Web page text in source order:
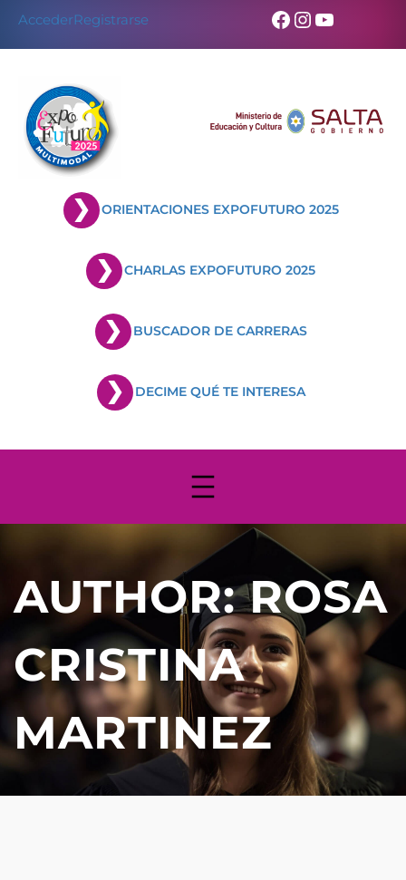
content
AccederRegistrarse Facebook
Instagram
YouTube
ORIENTACIONES EXPOFUTURO 2025
CHARLAS EXPOFUTURO 2025
BUSCADOR DE CARRERAS
DECIME QUÉ TE INTERESA
AUTHOR:ROSA
CRISTINA
MARTINEZ